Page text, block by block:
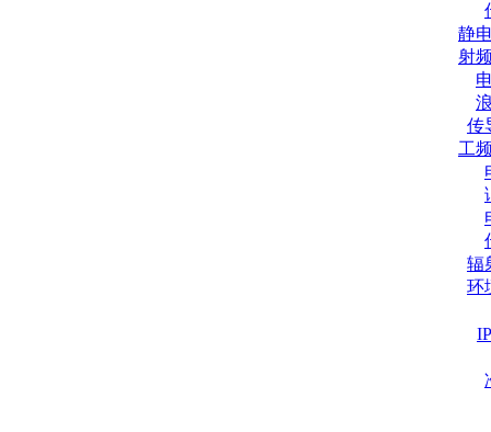
静
射
传
工
辐
环